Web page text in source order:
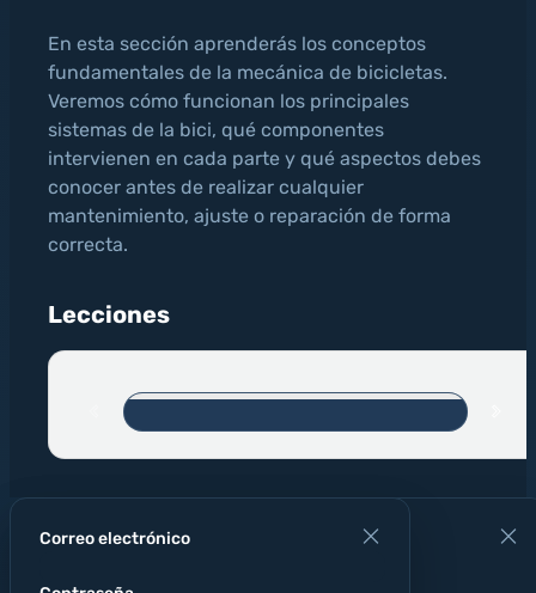
En esta sección aprenderás los conceptos
fundamentales de la mecánica de bicicletas.
Veremos cómo funcionan los principales
sistemas de la bici, qué componentes
intervienen en cada parte y qué aspectos debes
conocer antes de realizar cualquier
mantenimiento, ajuste o reparación de forma
correcta.
Lecciones
CERTIFICADO
Correo electrónico